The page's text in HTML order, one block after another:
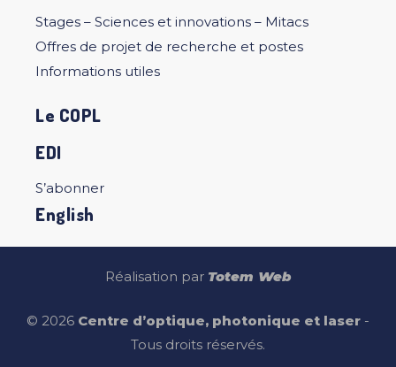
Stages – Sciences et innovations – Mitacs
Offres de projet de recherche et postes
Informations utiles
Le COPL
EDI
S’abonner
English
Réalisation par Totem Web
© 2026 Centre d’optique, photonique et laser -
Tous droits réservés.